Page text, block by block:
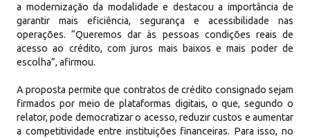
a modernização da modalidade e destacou a importância de
garantir mais eficiência, segurança e acessibilidade nas
operações. “Queremos dar às pessoas condições reais de
acesso ao crédito, com juros mais baixos e mais poder de
escolha”, afirmou.
A proposta permite que contratos de crédito consignado sejam
firmados por meio de plataformas digitais, o que, segundo o
relator, pode democratizar o acesso, reduzir custos e aumentar
a competitividade entre instituições financeiras. Para isso, no